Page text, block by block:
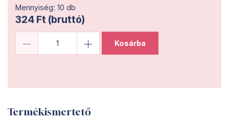
Mennyiség: 10 db
324 Ft (bruttó)
Kosárba
Termékismertető